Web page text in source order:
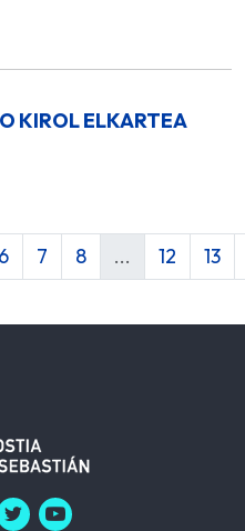
KIROL ELKARTEA
6 7 8 ... 12 13